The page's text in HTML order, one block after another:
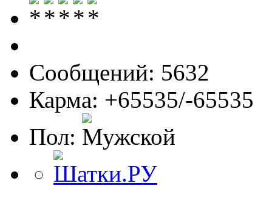
Сообщений: 5632
Карма: +65535/-65535
Пол: